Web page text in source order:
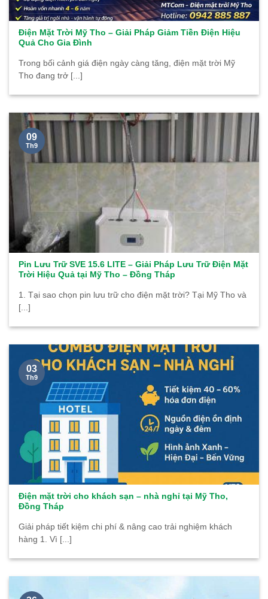
Điện Mặt Trời Mỹ Tho – Giải Pháp Giảm Tiền Điện Hiệu
Quả Cho Gia Đình
Trong bối cảnh giá điện ngày càng tăng, điện mặt trời Mỹ
Tho đang trở [...]
Pin Lưu Trữ SVE 15.6 LITE – Giải Pháp Lưu Trữ Điện Mặt
Trời Hiệu Quả tại Mỹ Tho – Đồng Tháp
1. Tại sao chọn pin lưu trữ cho điện mặt trời? Tại Mỹ Tho và
[...]
09
Th9
Điện mặt trời cho khách sạn – nhà nghỉ tại Mỹ Tho,
Đồng Tháp
Giải pháp tiết kiệm chi phí & nâng cao trải nghiệm khách
hàng 1. Vì [...]
03
Th9